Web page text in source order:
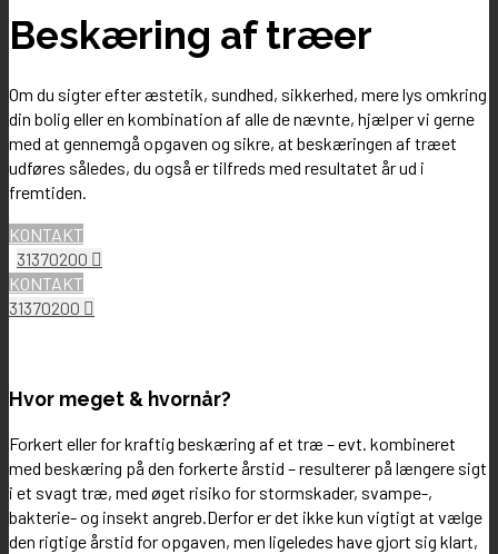
Beskæring af træer
Om du sigter efter æstetik, sundhed, sikkerhed, mere lys omkring
din bolig eller en kombination af alle de nævnte, hjælper vi gerne
med at gennemgå opgaven og sikre, at beskæringen af træet
udføres således, du også er tilfreds med resultatet år ud i
fremtiden.
KONTAKT
31370200
KONTAKT
31370200
Hvor meget & hvornår?
Forkert eller for kraftig beskæring af et træ – evt. kombineret
med beskæring på den forkerte årstid – resulterer på længere sigt
i et svagt træ, med øget risiko for stormskader, svampe-,
bakterie- og insekt angreb.Derfor er det ikke kun vigtigt at vælge
den rigtige årstid for opgaven, men ligeledes have gjort sig klart,